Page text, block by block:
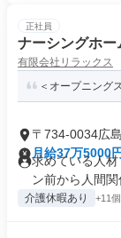
正社員
ナーシングホー
有限会社リラックス
＜オープニング
〒734-0034広
月給37万5000円
求めている人
ン前から人間関
介護休暇あり +11個